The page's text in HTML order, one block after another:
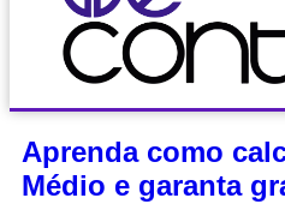
Aprenda como
Médio e garanta